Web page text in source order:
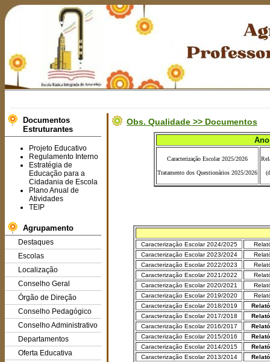
Documentos
Estruturantes
Projeto Educativo
Regulamento Interno
Estratégia de
Educação para a
Cidadania de Escola
Plano Anual de
Atividades
TEIP
Agrupamento
Destaques
Escolas
Localização
Conselho Geral
Órgão de Direção
Conselho Pedagógico
Conselho Administrativo
Departamentos
Oferta Educativa
Obs. Qualidade >> Documentos
Caracterização Escolar 2025/2026
Tratamento dos Questionários 2025/2026
Caracterização Escolar 2024/2025
Caracterização Escolar 2023/2024
Caracterização Escolar 2022/2023
Caracterização Escolar 2021/2022
Caracterização Escolar 2020/2021
Caracterização Escolar 2019/2020
Caracterização Escolar 2018/2019
Caracterização Escolar 2017/2018
Caracterização Escolar 2016/2017
Caracterização Escolar 2015/2016
Caracterização Escolar 2014/2015
Caracterização Escolar 2013/2014